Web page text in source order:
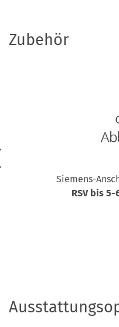
Zubehör
Siemens-
RSV bis 5-